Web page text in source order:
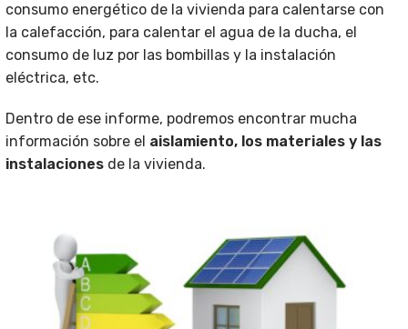
consumo energético de la vivienda para calentarse con
la calefacción, para calentar el agua de la ducha, el
consumo de luz por las bombillas y la instalación
eléctrica, etc.
Dentro de ese informe, podremos encontrar mucha
información sobre el aislamiento, los materiales y las
instalaciones de la vivienda.